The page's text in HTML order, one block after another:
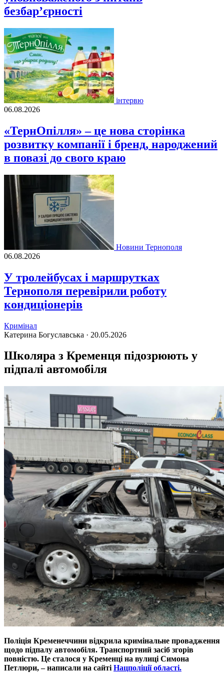
безбар’єрності
інтервю
06.08.2026
«ТернОпілля» – це нова сторінка
розвитку компанії і бренд, народжений
в повазі до свого краю
Новини Тернополя
06.08.2026
У тролейбусах і маршрутках
Тернополя перевірили роботу
кондиціонерів
Кримінал
Катерина Богуславська · 20.05.2026
Школяра з Кременця підозрюють у
підпалі автомобіля
Поліція Кременеччини відкрила кримінальне провадження
щодо підпалу автомобіля. Транспортний засіб згорів
повністю. Це сталося у Кременці на вулиці Симона
Петлюри, – написали на сайті Нацполіції області.